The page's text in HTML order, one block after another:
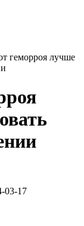
геморроя лучше
03-17